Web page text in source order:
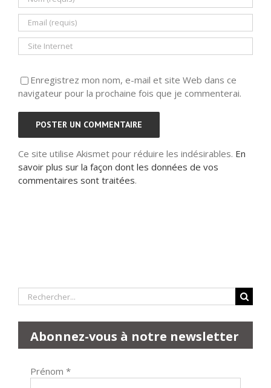
Enregistrez mon nom, e-mail et site Web dans ce
navigateur pour la prochaine fois que je commenterai.
Ce site utilise Akismet pour réduire les indésirables. En
savoir plus sur la façon dont les données de vos
commentaires sont traitées.
Rechercher:
Abonnez-vous à notre newsletter
Prénom *